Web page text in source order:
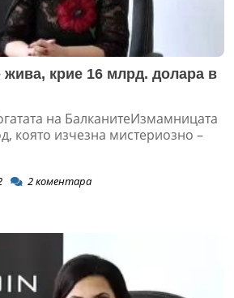
жива, крие 16 млрд. долара в
на БалканитеИзмамницата
която изчезна мистериозно –
2коментара